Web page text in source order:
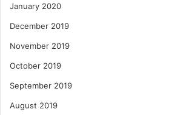
January 2020
December 2019
November 2019
October 2019
September 2019
August 2019